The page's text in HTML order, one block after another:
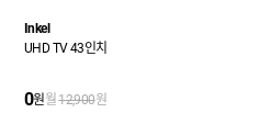
Inkel
UHD TV 43인치
0원월12,900원